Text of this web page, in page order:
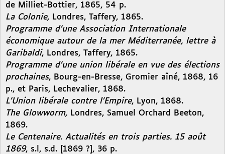
de Milliet-Bottier, 1865, 54 p.
La Colonie, Londres, Taffery, 1865.
Programme d’une Association Internationale
économique autour de la mer Méditerranée, lettre à
Garibaldi, Londres, Taffery, 1865.
Programme d’une union libérale en vue des élections
prochaines, Bourg-en-Bresse, Gromier aîné, 1868, 16
p., et Paris, Lechevalier, 1868.
L’Union libérale contre l’Empire, Lyon, 1868.
The Glowworm, Londres, Samuel Orchard Beeton,
1869.
Le Centenaire. Actualités en trois parties. 15 août
1869, s.l, s.d. [1869 ?], 36 p.